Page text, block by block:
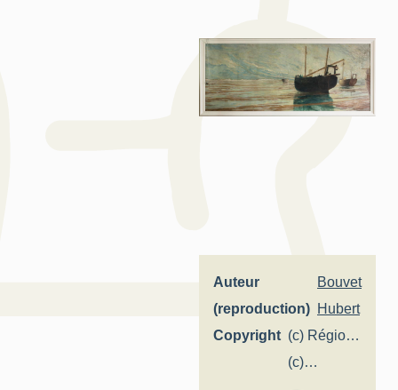
Auteur
(reproduction)
Bouvet
Hubert
Copyright (c) Région
Hauts-de-
(c)